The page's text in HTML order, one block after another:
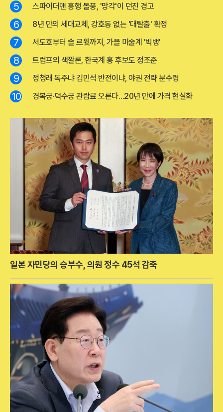
5 스파이더맨 흥행 돌풍, '망각'이 던진 경고
6 8년 만의 세대교체, 강호동 없는 '대탈출' 확정
7 서도호부터 솔 르윗까지, 가을 미술계 '빅뱅'
8 트럼프의 색깔론, 한국계 홍 후보도 정조준
9 정청래 독주냐 김민석 반전이냐, 야권 전략 분수령
10 경복궁·덕수궁 관람료 오른다…20년 만에 가격 현실화
일본 자민당의 승부수, 의원 정수 45석 감축